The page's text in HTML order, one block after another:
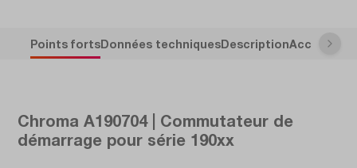
Points fortsDonnées techniquesDescription
Chroma A190704 | Commutateur de
démarrage pour série 190xx